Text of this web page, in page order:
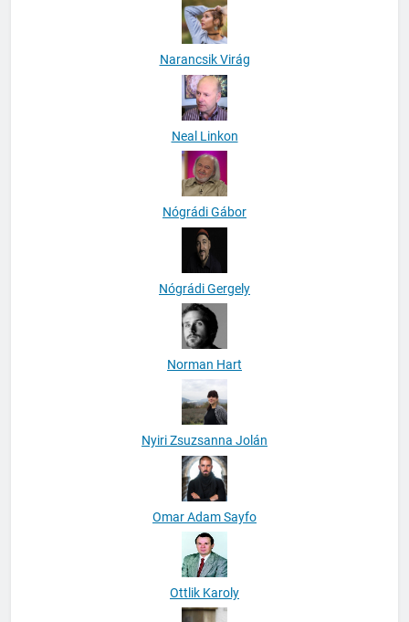
Narancsik Virág
Neal Linkon
Nógrádi Gábor
Nógrádi Gergely
Norman Hart
Nyiri Zsuzsanna Jolán
Omar Adam Sayfo
Ottlik Karoly